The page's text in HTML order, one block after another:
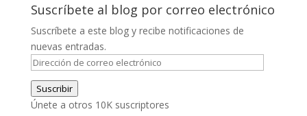
Suscríbete al blog por correo electrónico
Suscríbete a este blog y recibe notificaciones de
nuevas entradas.
Dirección
de
correo
electrónico
Suscribir
Únete a otros 10K suscriptores